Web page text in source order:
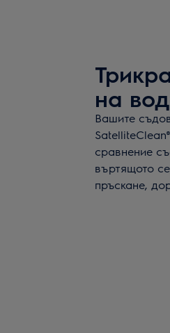
на
Вашите
сравнение
въртящото
пръскане,